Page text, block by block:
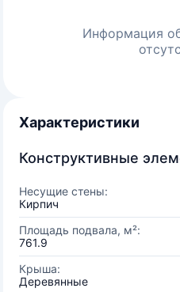
Информация
Характеристики
Конструктивные
Несущие стены:
Кирпич
Площадь подвала, м²:
761.9
Крыша:
Деревянные